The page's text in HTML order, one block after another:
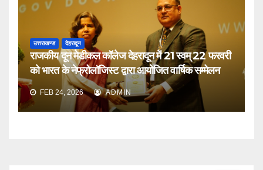
उत्तराखण्ड देहरादून
राजकीय दून मेडीकल कॉलेज देहरादून में 21 स्वम् 22 फरवरी
को भारत के नेफ्रोलॉजिस्ट द्वारा आयोजित वार्षिक सम्मेलन
FEB 24, 2026 ADMIN